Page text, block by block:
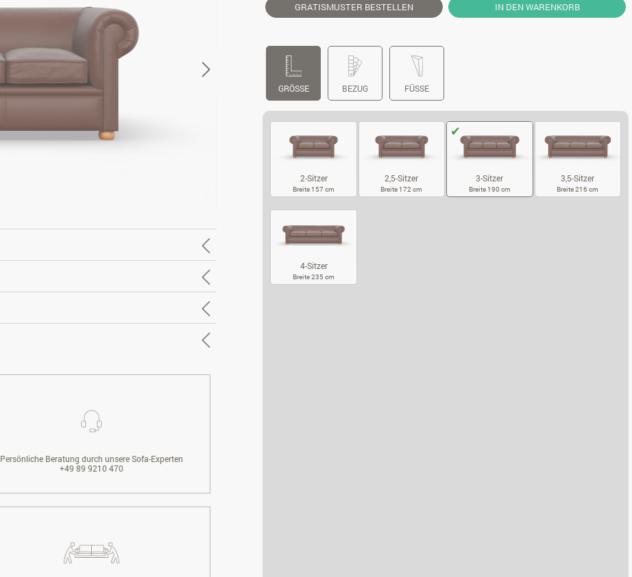
GRATISMUSTER BESTELLEN IN DEN WARENKORB
GRÖSSE BEZUG FÜSSE
2-Sitzer
Breite 157 cm
2,5-Sitzer
Breite 172 cm
3-Sitzer
Breite 190 cm
3,5-Sitzer
Breite 216 cm
4-Sitzer
Breite 235 cm
Persönliche Beratung durch unsere Sofa-Experten
+49 89 9210 470